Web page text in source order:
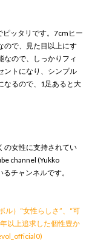
ッタリです。7cmヒー
ので、見た目以上にす
なので、しっかりフィ
ントになり、シンプル
なるので、1足あると大
の女性に支持されてい
channel (Yukko
チャンネルです。
ル）“女性らしさ”、“可
以上追求した個性豊か